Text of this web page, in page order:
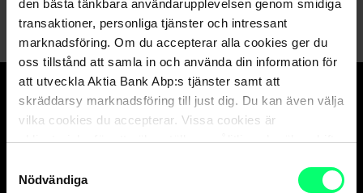
den bästa tänkbara användarupplevelsen genom smidiga
transaktioner, personliga tjänster och intressant
marknadsföring. Om du accepterar alla cookies ger du
oss tillstånd att samla in och använda din information för
att utveckla Aktia Bank Abp:s tjänster samt att
skräddarsy marknadsföring till just dig. Du kan även välja
vilka cookies du accepterar. Vissa cookies är
obligatoriska för att säkerställa en pålitlig och säker drift
Nödvändiga
Den goda banken.
Och suveräna